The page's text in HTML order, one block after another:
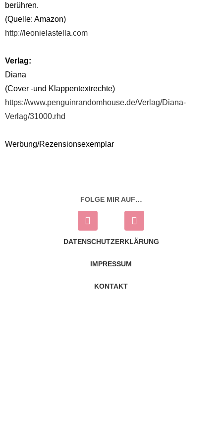
berühren.
(Quelle: Amazon)
http://leonielastella.com
Verlag:
Diana
(Cover -und Klappentextrechte)
https://www.penguinrandomhouse.de/Verlag/Diana-
Verlag/31000.rhd
Werbung/Rezensionsexemplar
FOLGE MIR AUF…
DATENSCHUTZERKLÄRUNG
IMPRESSUM
KONTAKT